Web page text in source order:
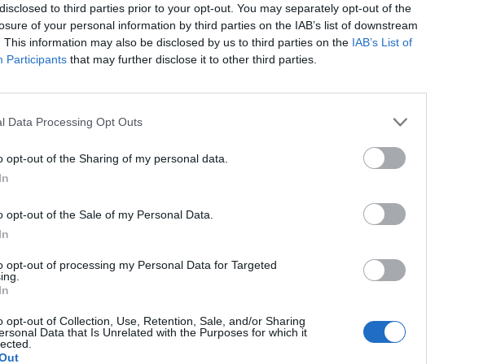
to third parties prior to your opt-out. You may separately opt-out of the
of your personal information by third parties on the IAB’s list of downstream
This information may also be disclosed by us to third parties on the IAB’s List of
Participants that may further disclose it to other third parties.
Data Processing Opt Outs
opt-out of the Sharing of my personal data.
opt-out of the Sale of my Personal Data.
opt-out of processing my Personal Data for Targeted
opt-out of Collection, Use, Retention, Sale, and/or Sharing
Data that Is Unrelated with the Purposes for which it
jakaś masc ?
w ciążę. Mam nieregularne cykle więc nie mogę
22 dniu cyklu czy zrobienie takiego testu w tym